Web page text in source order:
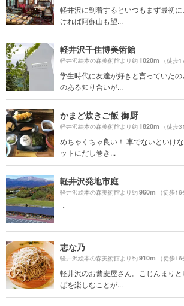
軽井沢に到着するといつもまず最初
ければ阿蘇山も望...
軽井沢千住博美術館
軽井沢絵本の森美術館より約1020m （徒歩
学生時代に友達が好きと言っていた
のある知り合いが...
かまど炊きご飯 御厨
軽井沢絵本の森美術館より約1820m （徒歩
めちゃくちゃ良い！ 車でないといけ
ットにだし巻き...
軽井沢発地市庭
軽井沢絵本の森美術館より約960m （徒歩16
・
志な乃
軽井沢絵本の森美術館より約910m （徒歩16
軽井沢のお蕎麦屋さん。こじんまり
ばを楽しむことが...